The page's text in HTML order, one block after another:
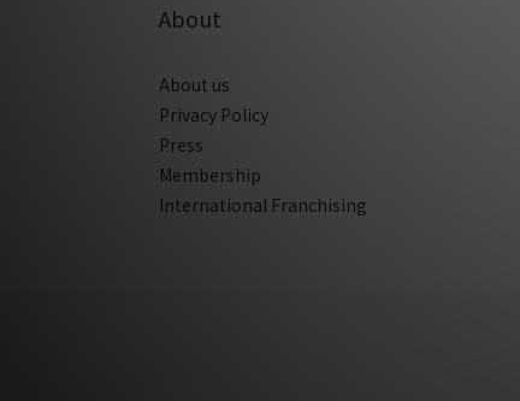
About
About us
Privacy Policy
Press
Membership
International Franchising